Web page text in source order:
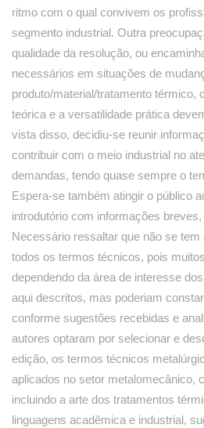
ritmo com o qual convivem os
segmento industrial. Outra
qualidade da resolução, ou
necessários em situações de
produto/material/tratamento térmico,
teórica e a versatilidade prática
vista disso, decidiu-se reunir
contribuir com o meio industrial no
demandas, tendo quase sempre o
Espera-se também atingir o público
introdutório com informações
Necessário ressaltar que não se
todos os termos técnicos, pois
dependendo da área de interesse
aqui descritos, mas poderiam
conforme sugestões recebidas e
autores optaram por selecionar e
edição, os termos técnicos
aplicados no setor metalomecânico,
incluindo a arte dos tratamentos
linguagens acadêmica e industrial,